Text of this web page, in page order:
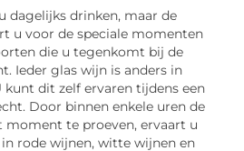
dagelijks drinken, maar de
u voor de speciale momenten
die u tegenkomt bij de
Ieder glas wijn is anders in
kunt dit zelf ervaren tijdens een
Door binnen enkele uren de
moment te proeven, ervaart u
rode wijnen, witte wijnen en